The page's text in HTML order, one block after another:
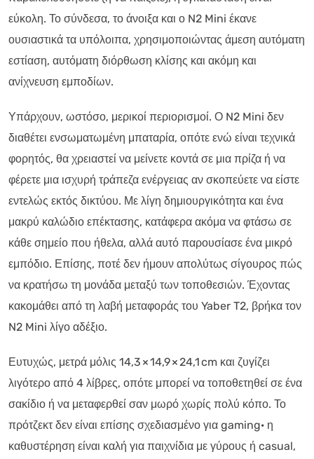
εύκολη. Το σύνδεσα, το άνοιξα και ο N2 Mini έκανε
ουσιαστικά τα υπόλοιπα, χρησιμοποιώντας άμεση αυτόματη
εστίαση, αυτόματη διόρθωση κλίσης και ακόμη και
ανίχνευση εμποδίων.
Υπάρχουν, ωστόσο, μερικοί περιορισμοί. Ο N2 Mini δεν
διαθέτει ενσωματωμένη μπαταρία, οπότε ενώ είναι τεχνικά
φορητός, θα χρειαστεί να μείνετε κοντά σε μια πρίζα ή να
φέρετε μια ισχυρή τράπεζα ενέργειας αν σκοπεύετε να είστε
εντελώς εκτός δικτύου. Με λίγη δημιουργικότητα και ένα
μακρύ καλώδιο επέκτασης, κατάφερα ακόμα να φτάσω σε
κάθε σημείο που ήθελα, αλλά αυτό παρουσίασε ένα μικρό
εμπόδιο. Επίσης, ποτέ δεν ήμουν απολύτως σίγουρος πώς
να κρατήσω τη μονάδα μεταξύ των τοποθεσιών. Έχοντας
κακομάθει από τη λαβή μεταφοράς του Yaber T2, βρήκα τον
N2 Mini λίγο αδέξιο.
Ευτυχώς, μετρά μόλις 14,3 × 14,9 × 24,1 cm και ζυγίζει
λιγότερο από 4 λίβρες, οπότε μπορεί να τοποθετηθεί σε ένα
σακίδιο ή να μεταφερθεί σαν μωρό χωρίς πολύ κόπο. Το
πρότζεκτ δεν είναι επίσης σχεδιασμένο για gaming· η
καθυστέρηση είναι καλή για παιχνίδια με γύρους ή casual,